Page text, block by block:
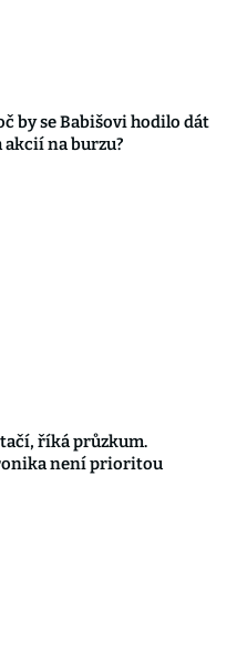
by se Babišovi hodilo dát
na burzu?
říká průzkum.
není prioritou